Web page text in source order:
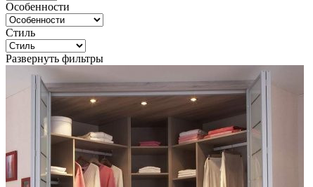
Особенности
Стиль
Развернуть фильтры